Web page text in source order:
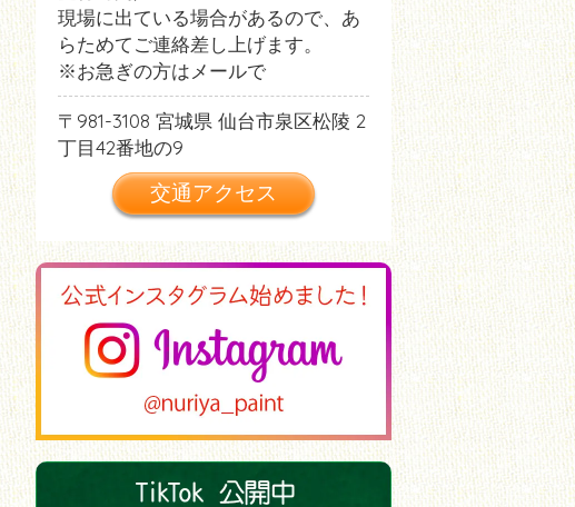
現場に出ている場合があるので、あ
らためてご連絡差し上げます。
※お急ぎの方はメールで
981-3108 宮城県 仙台市泉区松陵 2
丁目42番地の9
交通アクセス